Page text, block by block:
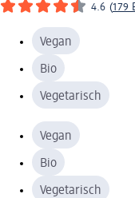
4.6 (179
Vegan
Bio
Vegetarisch
Vegan
Bio
Vegetarisch